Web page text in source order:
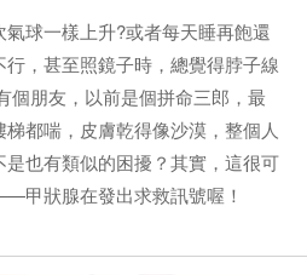
球一樣上升?或者每天睡再飽還
，甚至照鏡子時，總覺得脖子線
個朋友，以前是個拼命三郎，最
都喘，皮膚乾得像沙漠，整個人
也有類似的困擾？其實，這很可
甲狀腺在發出求救訊號喔！